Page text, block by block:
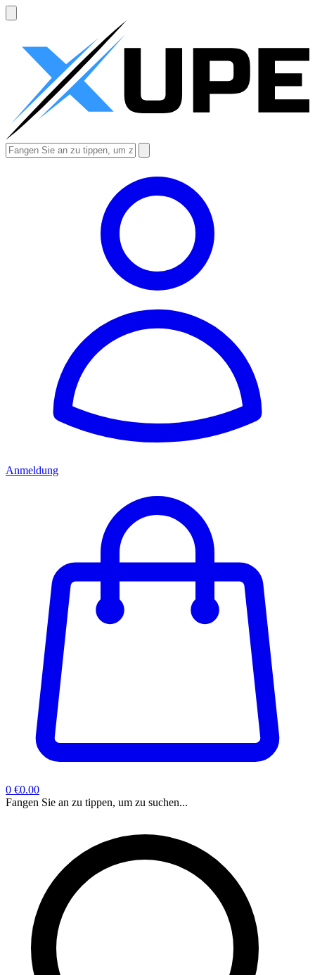
Anmeldung
0 €0.00
Fangen Sie an zu tippen, um zu suchen...